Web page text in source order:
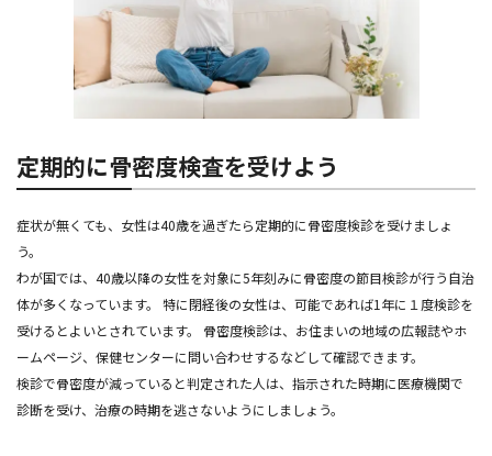
定期的に骨密度検査を受けよう
症状が無くても、女性は40歳を過ぎたら定期的に骨密度検診を受けましょ
う。
わが国では、40歳以降の女性を対象に5年刻みに骨密度の節目検診が行う自治
体が多くなっています。 特に閉経後の女性は、可能であれば1年に１度検診を
受けるとよいとされています。 骨密度検診は、お住まいの地域の広報誌やホ
ームページ、保健センターに問い合わせするなどして確認できます。
検診で骨密度が減っていると判定された人は、指示された時期に医療機関で
診断を受け、治療の時期を逃さないようにしましょう。